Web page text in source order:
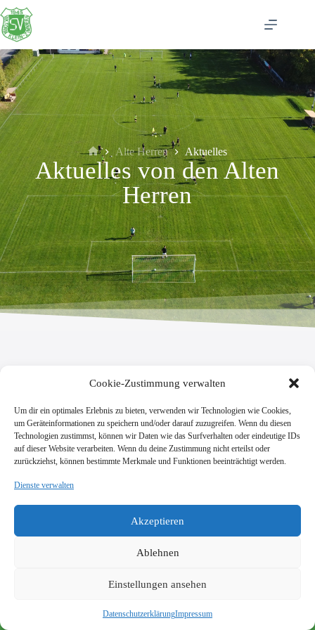
Cookie-Zustimmung verwalten
Um dir ein optimales Erlebnis zu bieten, verwenden wir Technologien wie Cookies,
um Geräteinformationen zu speichern und/oder darauf zuzugreifen. Wenn du diesen
Technologien zustimmst, können wir Daten wie das Surfverhalten oder eindeutige IDs
auf dieser Website verarbeiten. Wenn du deine Zustimmung nicht erteilst oder
zurückziehst, können bestimmte Merkmale und Funktionen beeinträchtigt werden.
Dienste verwalten
Akzeptieren
Ablehnen
Einstellungen ansehen
DatenschutzerklärungImpressum
Alte Herren Aktuelles
Aktuelles von den Alten
Herren
SV Viktoria Klein-Zimmern 1945 e.V.
Impressum
© 2026 SV Viktoria Klein-Zimmern 1945 e.V. - Realisierung